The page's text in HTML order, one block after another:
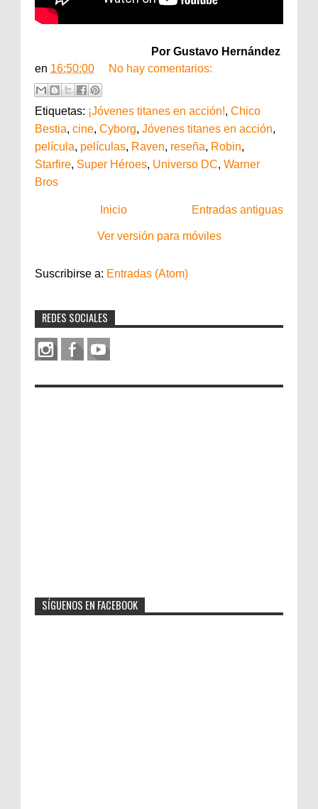
Por Gustavo Hernández
en 16:50:00 No hay comentarios:
Etiquetas: ¡Jóvenes titanes en acción!, Chico
Bestia, cine, Cyborg, Jóvenes titanes en acción,
película, películas, Raven, reseña, Robin,
Starfire, Super Héroes, Universo DC, Warner
Bros
Entradas antiguas
Inicio
Ver versión para móviles
Suscribirse a: Entradas (Atom)
REDES SOCIALES
SÍGUENOS EN FACEBOOK